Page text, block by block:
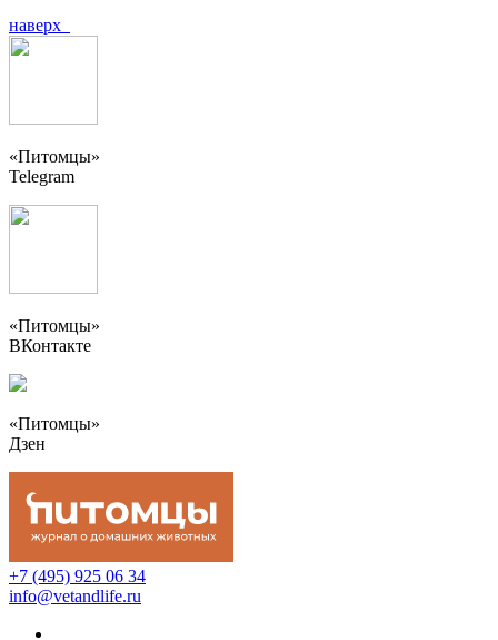
наверх
«Питомцы»
Telegram
«Питомцы»
ВКонтакте
«Питомцы»
Дзен
+7 (495) 925 06 34
info@vetandlife.ru